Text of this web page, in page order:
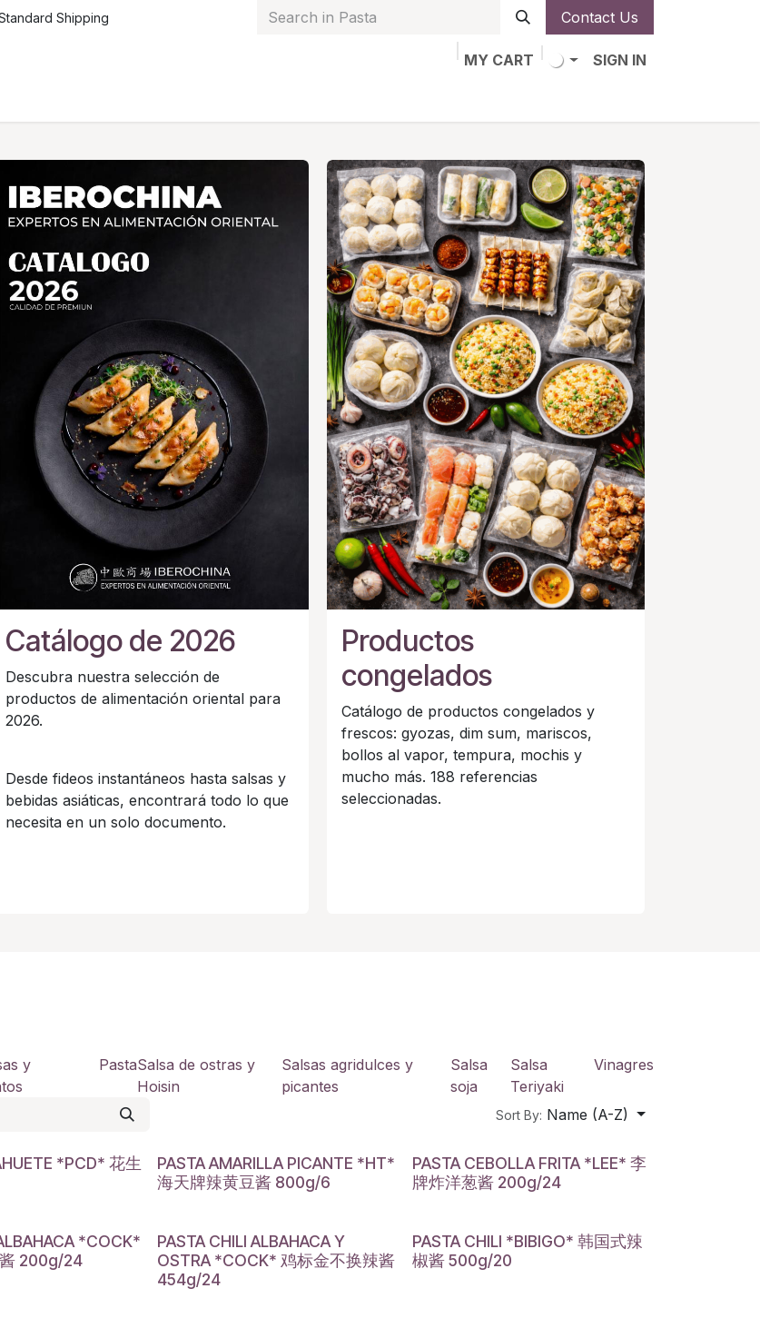
Shipping Contact Us
MY CART
SIGN IN
Productos
congelados
Catálogo de productos congelados y
frescos: gyozas, dim sum, mariscos,
bollos al vapor, tempura, mochis y
mucho más. 188 referencias
seleccionadas.
Catálogo de 2026
Descubra nuestra selección de
productos de alimentación oriental para
2026.
Desde fideos instantáneos hasta salsas y
bebidas asiáticas, encontrará todo lo que
necesita en un solo documento.
y
PastaSalsa de ostras y
Hoisin
Salsas agridulces y
picantes
Salsa
soja
Salsa
Teriyaki
Vinagres
Sort By: Name (A-Z)
*PCD* 花生
PASTA AMARILLA PICANTE *HT*
海天牌辣黄豆酱 800g/6
PASTA CEBOLLA FRITA *LEE* 李
牌炸洋葱酱 200g/24
*COCK*
200g/24
PASTA CHILI ALBAHACA Y
OSTRA *COCK* 鸡标金不换辣酱
454g/24
PASTA CHILI *BIBIGO* 韩国式辣
椒酱 500g/20